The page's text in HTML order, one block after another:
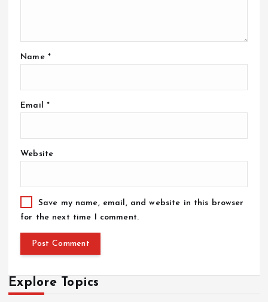
Name *
Email *
Website
Save my name, email, and website in this browser
for the next time I comment.
Explore Topics